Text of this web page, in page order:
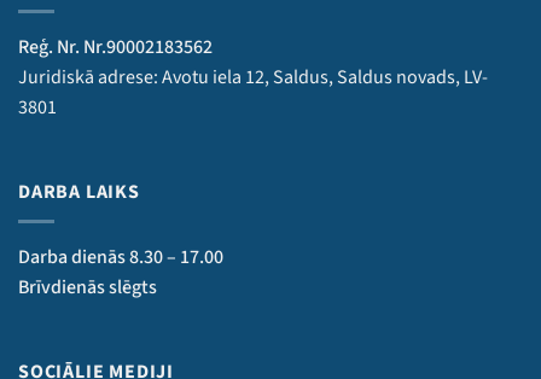
Reģ. Nr. Nr.90002183562
Juridiskā adrese: Avotu iela 12, Saldus, Saldus novads, LV-
3801
DARBA LAIKS
Darba dienās 8.30 – 17.00
Brīvdienās slēgts
SOCIĀLIE MEDIJI